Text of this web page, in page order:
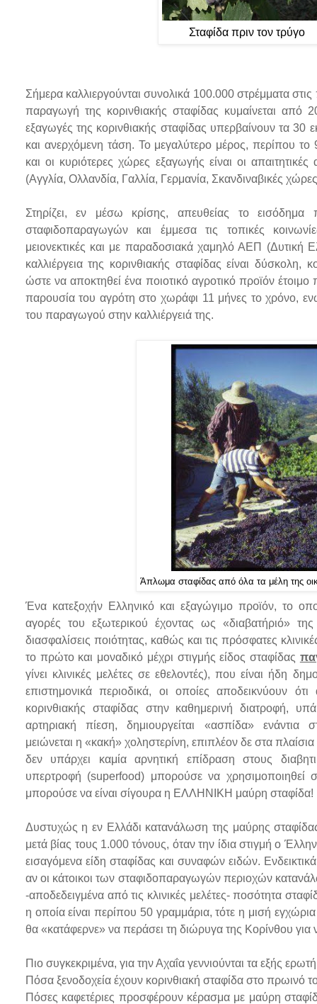
Σταφίδα πριν τον τρύγο
Σήμερα καλλιεργούνται συνολικά 100.000 στρέμματα
παραγωγή της κορινθιακής σταφίδας κυμαίνεται από
εξαγωγές της κορινθιακής σταφίδας υπερβαίνουν τα 30
και ανερχόμενη τάση. Το μεγαλύτερο μέρος, περίπου
και οι κυριότερες χώρες εξαγωγής είναι οι
(Αγγλία, Ολλανδία, Γαλλία, Γερμανία, Σκανδιναβικές
Στηρίζει, εν μέσω κρίσης, απευθείας το εισόδημα
σταφιδοπαραγωγών και έμμεσα τις τοπικές
μειονεκτικές και με παραδοσιακά χαμηλό ΑΕΠ
καλλιέργεια της κορινθιακής σταφίδας είναι δύσκολη,
ώστε να αποκτηθεί ένα ποιοτικό αγροτικό προϊόν
παρουσία του αγρότη στο χωράφι 11 μήνες το χρόνο,
του παραγωγού στην καλλιέργειά της.
Άπλωμα σταφίδας από όλα τα μέλη της
Ένα κατεξοχήν Ελληνικό και εξαγώγιμο προϊόν, το
αγορές του εξωτερικού έχοντας ως «διαβατήριό» της
διασφαλίσεις ποιότητας, καθώς και τις πρόσφατες
το πρώτο και μοναδικό μέχρι στιγμής είδος σταφίδας
γίνει κλινικές μελέτες σε εθελοντές), που είναι ήδη
επιστημονικά περιοδικά, οι οποίες αποδεικνύουν
κορινθιακής σταφίδας στην καθημερινή διατροφή,
αρτηριακή πίεση, δημιουργείται «ασπίδα» ενάντια
μειώνεται η «κακή» χοληστερίνη, επιπλέον δε στα
δεν υπάρχει καμία αρνητική επίδραση στους
υπερτροφή (superfood) μπορούσε να χρησιμοποιηθεί
μπορούσε να είναι σίγουρα η ΕΛΛΗΝΙΚΗ μαύρη σταφίδα!
Δυστυχώς η εν Ελλάδι κατανάλωση της μαύρης σταφίδας
μετά βίας τους 1.000 τόνους, όταν την ίδια στιγμή ο
εισαγόμενα είδη σταφίδας και συναφών ειδών.
αν οι κάτοικοι των σταφιδοπαραγωγών περιοχών
-αποδεδειγμένα από τις κλινικές μελέτες- ποσότητα
η οποία είναι περίπου 50 γραμμάρια, τότε η μισή
θα «κατάφερνε» να περάσει τη διώρυγα της Κορίνθου για
Πιο συγκεκριμένα, για την Αχαΐα γεννιούνται τα εξής
Πόσα ξενοδοχεία έχουν κορινθιακή σταφίδα στο πρωινό
Πόσες καφετέριες προσφέρουν κέρασμα με μαύρη